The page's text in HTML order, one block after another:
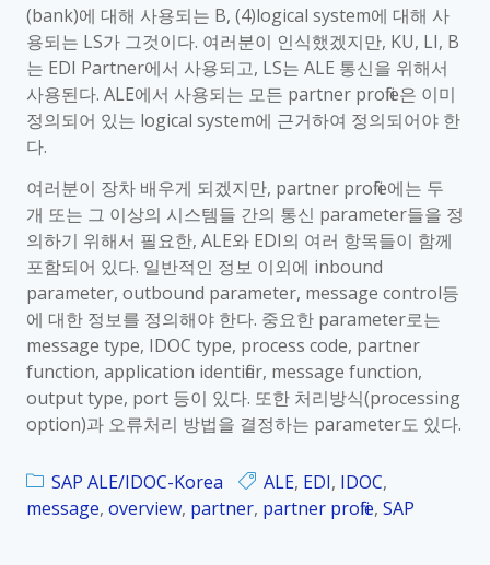
(bank)에 대해 사용되는 B, (4)logical system에 대해 사
용되는 LS가 그것이다. 여러분이 인식했겠지만, KU, LI, B
는 EDI Partner에서 사용되고, LS는 ALE 통신을 위해서
사용된다. ALE에서 사용되는 모든 partner profile은 이미
정의되어 있는 logical system에 근거하여 정의되어야 한
다.
여러분이 장차 배우게 되겠지만, partner profile에는 두
개 또는 그 이상의 시스템들 간의 통신 parameter들을 정
의하기 위해서 필요한, ALE와 EDI의 여러 항목들이 함께
포함되어 있다. 일반적인 정보 이외에 inbound
parameter, outbound parameter, message control등
에 대한 정보를 정의해야 한다. 중요한 parameter로는
message type, IDOC type, process code, partner
function, application identifier, message function,
output type, port 등이 있다. 또한 처리방식(processing
option)과 오류처리 방법을 결정하는 parameter도 있다.
SAP ALE/IDOC-Korea ALE, EDI, IDOC,
message, overview, partner, partner profile, SAP